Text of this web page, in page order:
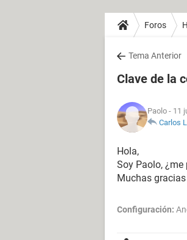
Foros
Tema Anterior
Clave de la
Paolo - 11
Carlos
Hola,
Soy Paolo,
Muchas gracias
Configuración: